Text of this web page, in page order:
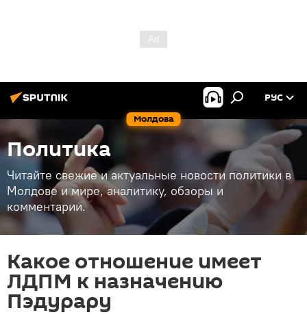
Молдова
РУС
Политика
Читайте свежие и актуальные новости политики в
Молдове и мире, аналитику, обзоры и
комментарии.
Какое отношение имеет
ЛДПМ к назначению
Пэдурару